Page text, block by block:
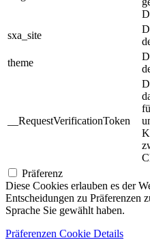
sxa_site
theme
__RequestVerificationToken
Präferenz
Diese Cookies erlauben es der
Entscheidungen zu Präferenzen
Sprache Sie gewählt haben.
Präferenzen Cookie Details